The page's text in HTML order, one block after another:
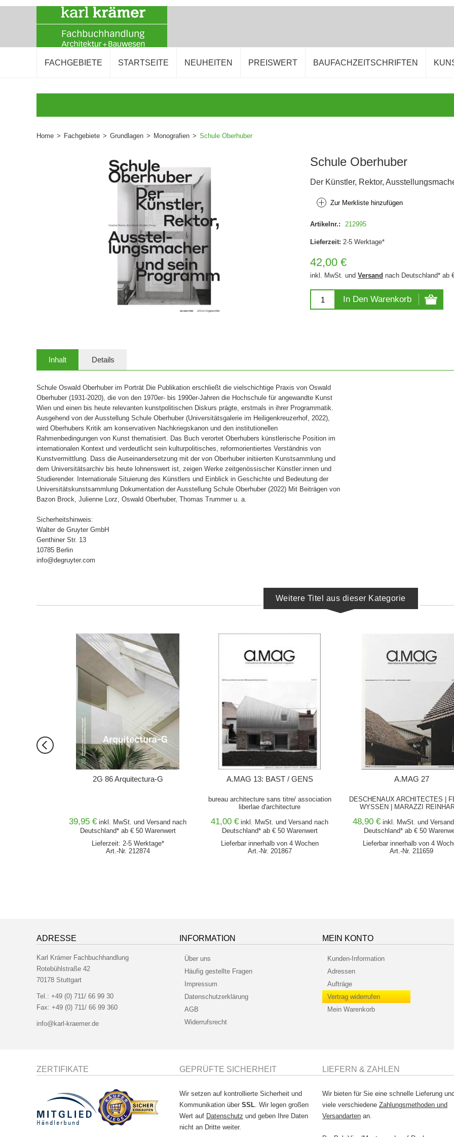
FACHGEBIETE STARTSEITE NEUHEITEN PREISWERT BAUFACHZEITSCHRIFTEN
Home > Fachgebiete > Grundlagen > Monografien > Schule Oberhuber
Schule Oberhuber
Der Künstler, Rektor,
Zur Merkliste hinzufügen
Artikelnr.: 212995
Lieferzeit: 2-5 Werktage*
42,00 €
inkl. MwSt. und Versand nach Deutschland* ab
In Den Warenkorb
Inhalt Details
Schule Oswald Oberhuber im Porträt Die Publikation erschließt die vielschichtige Praxis von Oswald
Oberhuber (1931-2020), die von den 1970er- bis 1990er-Jahren die Hochschule für angewandte Kunst
Wien und einen bis heute relevanten kunstpolitischen Diskurs prägte, erstmals in ihrer Programmatik.
Ausgehend von der Ausstellung Schule Oberhuber (Universitätsgalerie im Heiligenkreuzerhof, 2022),
wird Oberhubers Kritik am konservativen Nachkriegskanon und den institutionellen
Rahmenbedingungen von Kunst thematisiert. Das Buch verortet Oberhubers künstlerische Position im
internationalen Kontext und verdeutlicht sein kulturpolitisches, reformorientiertes Verständnis von
Kunstvermittlung. Dass die Auseinandersetzung mit der von Oberhuber initiierten Kunstsammlung und
dem Universitätsarchiv bis heute lohnenswert ist, zeigen Werke zeitgenössischer Künstler:innen und
Studierender. Internationale Situierung des Künstlers und Einblick in Geschichte und Bedeutung der
Universitätskunstsammlung Dokumentation der Ausstellung Schule Oberhuber (2022) Mit Beiträgen von
Bazon Brock, Julienne Lorz, Oswald Oberhuber, Thomas Trummer u. a.
Sicherheitshinweis:
Walter de Gruyter GmbH
Genthiner Str. 13
10785 Berlin
info@degruyter.com
Weitere Titel aus dieser Kategorie
2G 86 Arquitectura-G
39,95 € inkl. MwSt. und Versand nach
Deutschland* ab € 50 Warenwert
Lieferzeit: 2-5 Werktage*
Art.-Nr. 212874
IN DEN WARENKORB
A.MAG 13: BAST / GENS
bureau architecture sans titre/ association
liberlae d'architecture
41,00 € inkl. MwSt. und Versand nach
Deutschland* ab € 50 Warenwert
Lieferbar innerhalb von 4 Wochen
Art.-Nr. 201867
A.MAG 27
DESCHENAUX ARCHITECTES |
WYSSEN | MARAZZI
48,90 € inkl. MwSt. und Versand
Deutschland* ab € 50
Lieferbar innerhalb von 4
Art.-Nr. 211659
ADRESSE
Karl Krämer Fachbuchhandlung
Rotebühlstraße 42
70178 Stuttgart
Tel.: +49 (0) 711/ 66 99 30
Fax: +49 (0) 711/ 66 99 360
info@karl-kraemer.de
INFORMATION
Über uns
Häufig gestellte Fragen
Impressum
Datenschutzerklärung
AGB
Widerrufsrecht
MEIN KONTO
Kunden-Information
Adressen
Aufträge
Vertrag widerrufen
Mein Warenkorb
ZERTIFIKATE GEPRÜFTE SICHERHEIT
Wir setzen auf kontrollierte Sicherheit und
Kommunikation über SSL . Wir legen großen
Wert auf Datenschutz und geben Ihre Daten
nicht an Dritte weiter.
LIEFERN & ZAHLEN
Wir bieten für Sie eine schnelle Lieferung
viele verschiedene Zahlungsmethoden und
Versandarten an.